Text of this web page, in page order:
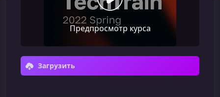
Предпросмотр курса
Загрузить